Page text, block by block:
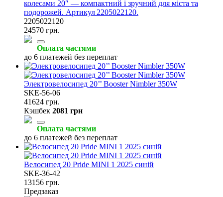
колесами 20″ — компактний і зручний для міста та
подорожей. Артикул 2205022120.
2205022120
24570 грн.
Оплата частями
до 6 платежей без переплат
Электровелосипед 20’’ Booster Nimbler 350W
SKE-56-06
41624 грн.
Кэшбек 2081 грн
Оплата частями
до 6 платежей без переплат
Велосипед 20 Pride MINI 1 2025 синій
SKE-36-42
13156 грн.
Предзаказ